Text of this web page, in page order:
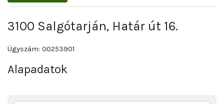
3100 Salgótarján, Határ út 16.
Ügyszám: 00253901
Alapadatok